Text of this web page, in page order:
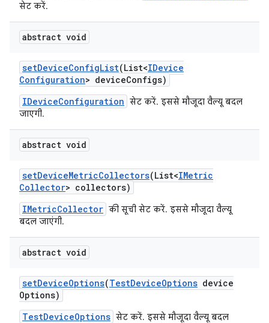
सेट करें.
abstract void
setDeviceConfigList(List<IDevice
Configuration> deviceConfigs)
IDeviceConfiguration सेट करें. इससे मौजूदा वैल्यू बदल
जाएगी.
abstract void
setDeviceMetricCollectors(List<IMetric
Collector> collectors)
IMetricCollector की सूची सेट करें. इससे मौजूदा वैल्यू
बदल जाएंगी.
abstract void
setDeviceOptions(TestDeviceOptions device
Options)
TestDeviceOptions सेट करें. इससे मौजूदा वैल्यू बदल